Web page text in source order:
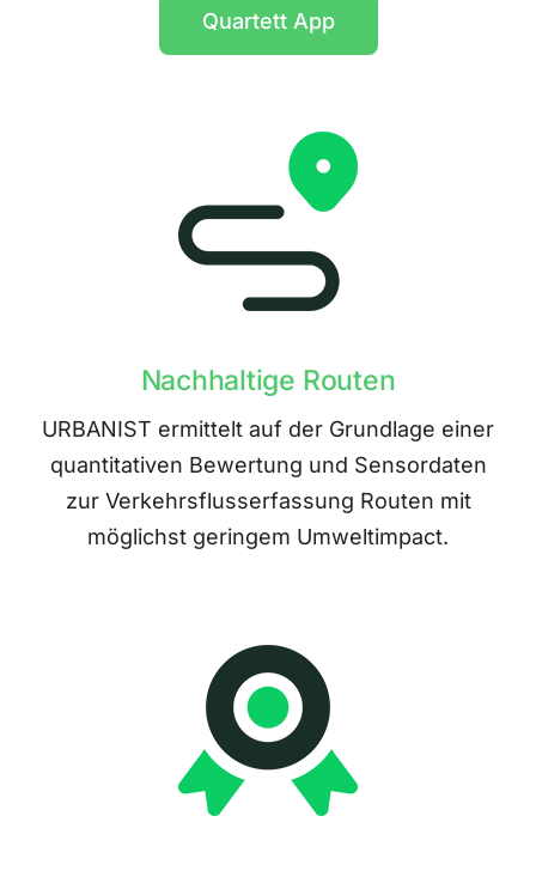
Quartett App
Nachhaltige Routen
URBANIST ermittelt auf der Grundlage einer
quantitativen Bewertung und Sensordaten
zur Verkehrsflusserfassung Routen mit
möglichst geringem Umweltimpact.